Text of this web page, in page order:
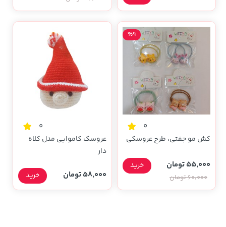
0
کش مو جفتی، طرح عروسکی
%9
55,000 تومان
60,000 تومان
خرید
0
عروسک کاموایی مدل کلاه
دار
58,000 تومان خرید